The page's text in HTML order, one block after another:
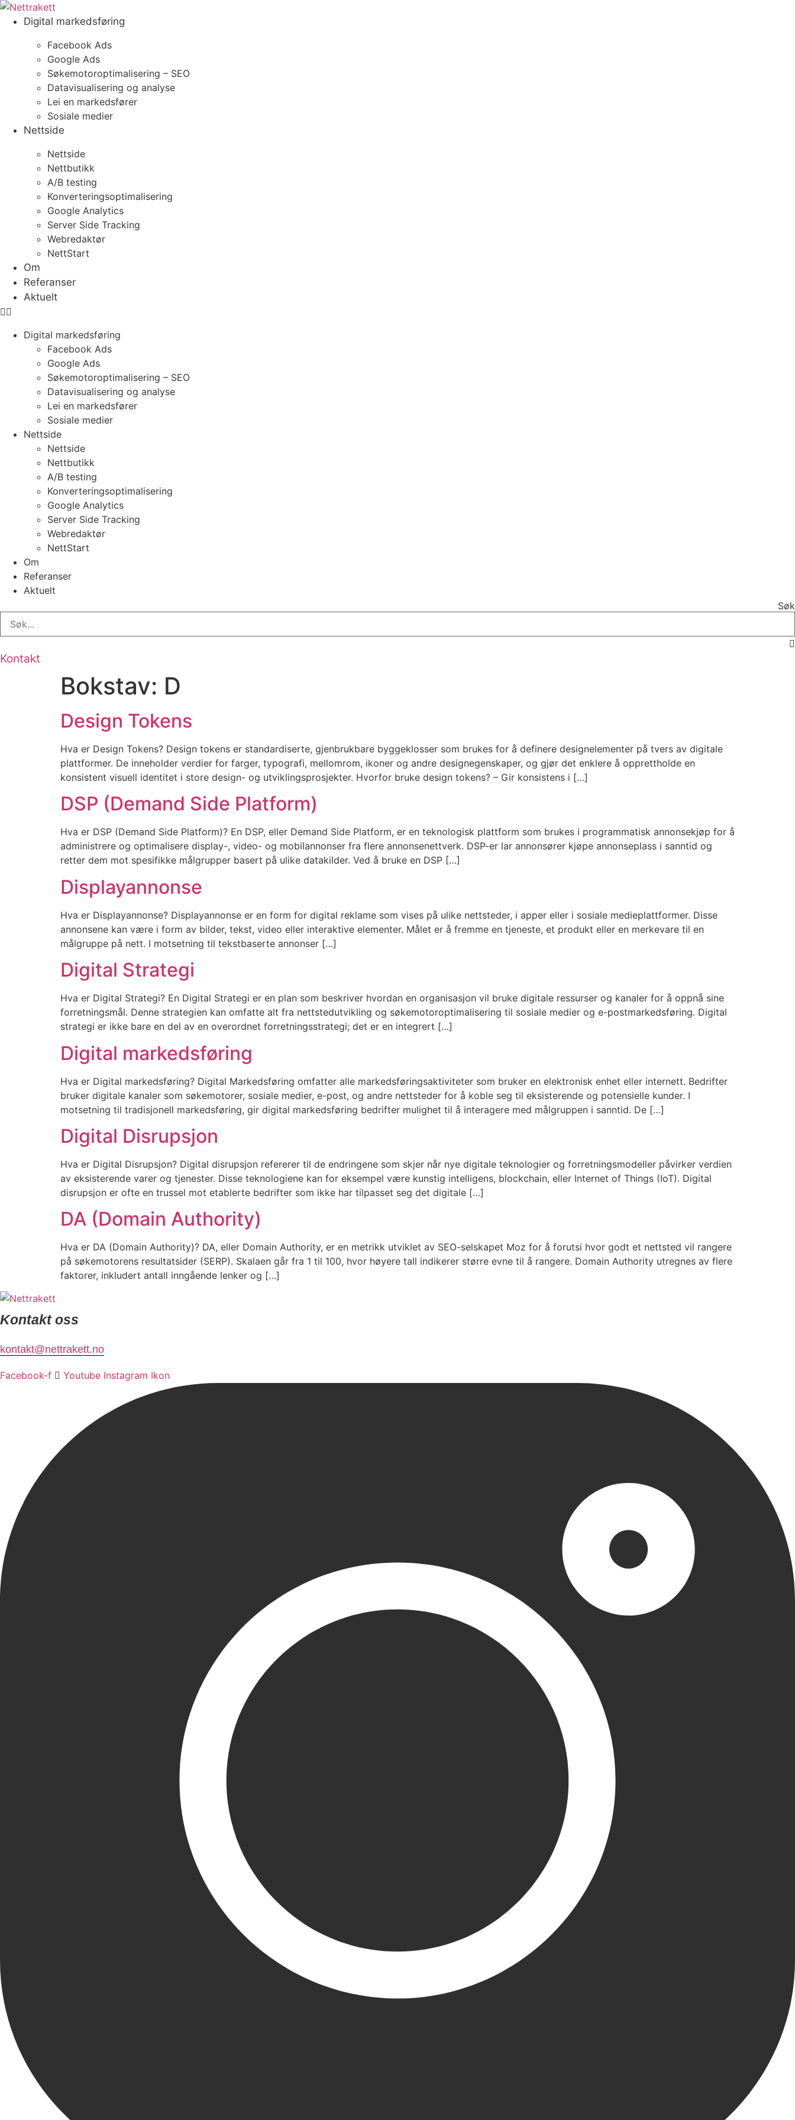
Skip
Digital markedsføring
Facebook Ads
Google Ads
Søkemotoroptimalisering – SEO
Datavisualisering og analyse
Lei en markedsfører
Sosiale medier
Nettside
Nettside
Nettbutikk
A/B testing
Konverteringsoptimalisering
Google Analytics
Server Side Tracking
Webredaktør
NettStart
Om
Referanser
Aktuelt
Digital markedsføring
Facebook Ads
Google Ads
Søkemotoroptimalisering – SEO
Datavisualisering og analyse
Lei en markedsfører
Sosiale medier
Nettside
Nettside
Nettbutikk
A/B testing
Konverteringsoptimalisering
Google Analytics
Server Side Tracking
Webredaktør
NettStart
Om
Referanser
Aktuelt
Søk
Kontakt
Bokstav: D
Design Tokens
Hva er Design Tokens? Design tokens er standardiserte, gjenbrukbare byggeklosser som brukes for å definere designelementer på tvers av digitale
plattformer. De inneholder verdier for farger, typografi, mellomrom, ikoner og andre designegenskaper, og gjør det enklere å opprettholde en
konsistent visuell identitet i store design- og utviklingsprosjekter. Hvorfor bruke design tokens? – Gir konsistens i […]
DSP (Demand Side Platform)
Hva er DSP (Demand Side Platform)? En DSP, eller Demand Side Platform, er en teknologisk plattform som brukes i programmatisk annonsekjøp for å
administrere og optimalisere display-, video- og mobilannonser fra flere annonsenettverk. DSP-er lar annonsører kjøpe annonseplass i sanntid og
retter dem mot spesifikke målgrupper basert på ulike datakilder. Ved å bruke en DSP […]
Displayannonse
Hva er Displayannonse? Displayannonse er en form for digital reklame som vises på ulike nettsteder, i apper eller i sosiale medieplattformer. Disse
annonsene kan være i form av bilder, tekst, video eller interaktive elementer. Målet er å fremme en tjeneste, et produkt eller en merkevare til en
målgruppe på nett. I motsetning til tekstbaserte annonser […]
Digital Strategi
Hva er Digital Strategi? En Digital Strategi er en plan som beskriver hvordan en organisasjon vil bruke digitale ressurser og kanaler for å oppnå sine
forretningsmål. Denne strategien kan omfatte alt fra nettstedutvikling og søkemotoroptimalisering til sosiale medier og e-postmarkedsføring. Digital
strategi er ikke bare en del av en overordnet forretningsstrategi; det er en integrert […]
Digital markedsføring
Hva er Digital markedsføring? Digital Markedsføring omfatter alle markedsføringsaktiviteter som bruker en elektronisk enhet eller internett. Bedrifter
bruker digitale kanaler som søkemotorer, sosiale medier, e-post, og andre nettsteder for å koble seg til eksisterende og potensielle kunder. I
motsetning til tradisjonell markedsføring, gir digital markedsføring bedrifter mulighet til å interagere med målgruppen i sanntid. De […]
Digital Disrupsjon
Hva er Digital Disrupsjon? Digital disrupsjon refererer til de endringene som skjer når nye digitale teknologier og forretningsmodeller påvirker verdien
av eksisterende varer og tjenester. Disse teknologiene kan for eksempel være kunstig intelligens, blockchain, eller Internet of Things (IoT). Digital
disrupsjon er ofte en trussel mot etablerte bedrifter som ikke har tilpasset seg det digitale […]
DA (Domain Authority)
Hva er DA (Domain Authority)? DA, eller Domain Authority, er en metrikk utviklet av SEO-selskapet Moz for å forutsi hvor godt et nettsted vil rangere
på søkemotorens resultatsider (SERP). Skalaen går fra 1 til 100, hvor høyere tall indikerer større evne til å rangere. Domain Authority utregnes av flere
faktorer, inkludert antall inngående lenker og […]
Kontakt oss
kontakt@nettrakett.no
Facebook-f Youtube Instagram Ikon